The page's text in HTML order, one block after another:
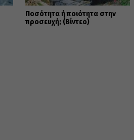
Ποσότητα ή ποιότητα στην
προσευχή; (Βίντεο)